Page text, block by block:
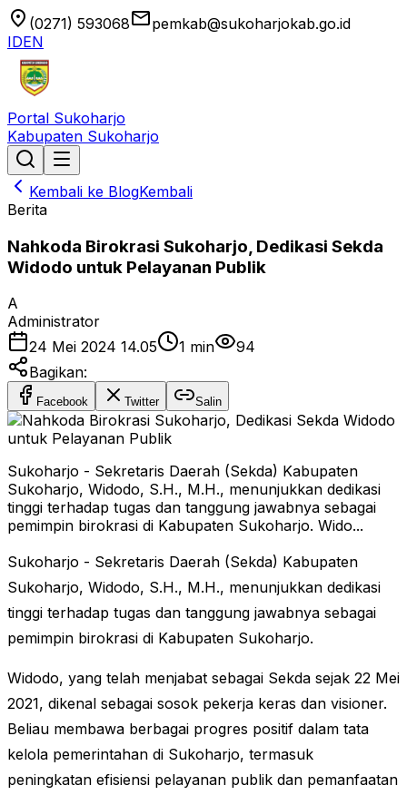
location_on (0271) 593068emailpemkab@sukoharjokab.go.id
IDEN
Portal Sukoharjo
Kabupaten Sukoharjo
Kembali ke BlogKembali
Berita
Nahkoda Birokrasi Sukoharjo, Dedikasi Sekda
Widodo untuk Pelayanan Publik
A
Administrator
24 Mei 2024 14.05
1 min
94
Bagikan:
Facebook Twitter Salin
Sukoharjo - Sekretaris Daerah (Sekda) Kabupaten
Sukoharjo, Widodo, S.H., M.H., menunjukkan dedikasi
tinggi terhadap tugas dan tanggung jawabnya sebagai
pemimpin birokrasi di Kabupaten Sukoharjo. Wido...
Sukoharjo - Sekretaris Daerah (Sekda) Kabupaten
Sukoharjo, Widodo, S.H., M.H., menunjukkan dedikasi
tinggi terhadap tugas dan tanggung jawabnya sebagai
pemimpin birokrasi di Kabupaten Sukoharjo.
Widodo, yang telah menjabat sebagai Sekda sejak 22 Mei
2021, dikenal sebagai sosok pekerja keras dan visioner.
Beliau membawa berbagai progres positif dalam tata
kelola pemerintahan di Sukoharjo, termasuk
peningkatan efisiensi pelayanan publik dan pemanfaatan